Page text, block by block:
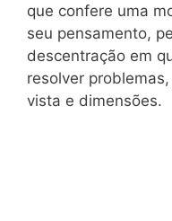
que confere uma
seu pensamento,
descentração em
resolver
vista e dimensões.